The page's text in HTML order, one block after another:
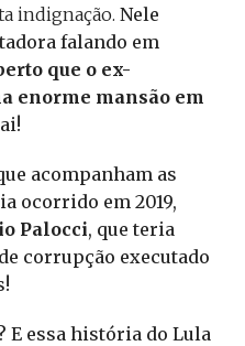
indignação. Nele
falando em
que o ex-
enorme mansão em
acompanham as
ocorrido em 2019,
Palocci, que teria
corrupção executado
E essa história do Lula